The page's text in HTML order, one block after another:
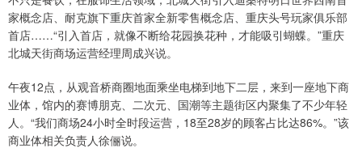
家概念店、耐克旗下重庆首家全新零售概念店、重庆头号玩家俱乐部
首店……“引入首店，就像不断给花园换花种，才能吸引蝴蝶。”重庆
北城天街商场运营经理周成兴说。
午夜12点，从观音桥商圈地面乘坐电梯到地下二层，来到一座地下商
业体，馆内的赛博朋克、二次元、国潮等主题街区内聚集了不少年轻
人。“我们商场24小时全时段运营，18至28岁的顾客占比达86%。”该
商业体相关负责人徐俪说。